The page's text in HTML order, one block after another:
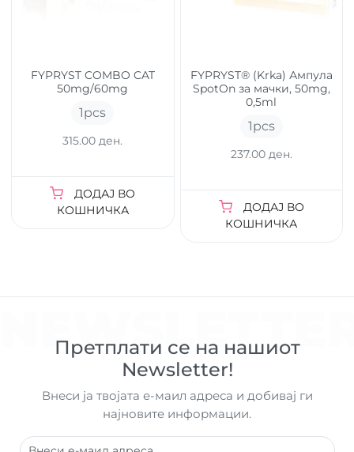
FYPRYST COMBO CAT
50mg/60mg
1pcs
315.00 ден.
ДОДАЈ ВО
КОШНИЧКА
FYPRYST® (Krka) Ампула
SpotOn за мачки, 50mg,
0,5ml
1pcs
237.00 ден.
ДОДАЈ ВО
КОШНИЧКА
Претплати се на нашиот
Newsletter!
Внеси ја твојата е-маил адреса и добивај ги
најновите информации.